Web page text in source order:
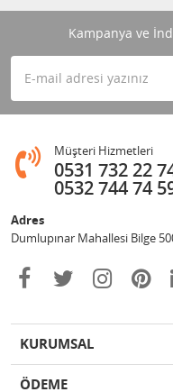
Kampanya ve
Müşteri Hizmetleri
0531 732 22
0532 744 74
Adres
Dumlupınar Mahallesi Bilge
KURUMSAL
ÖDEME